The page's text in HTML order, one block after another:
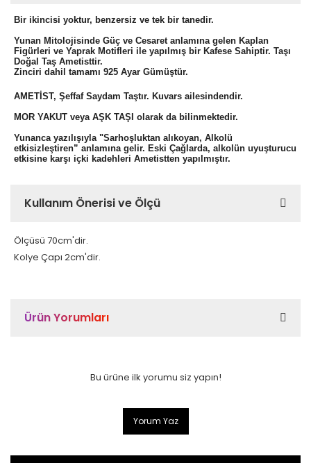
Bir ikincisi yoktur, benzersiz ve tek bir tanedir.
Yunan Mitolojisinde Güç ve Cesaret anlamına gelen Kaplan
Figürleri ve Yaprak Motifleri ile yapılmış bir Kafese Sahiptir. Taşı
Doğal Taş Ametisttir.
Zinciri dahil tamamı 925 Ayar Gümüştür.
AMETİST, Şeffaf Saydam Taştır. Kuvars ailesindendir.
MOR YAKUT veya AŞK TAŞI olarak da bilinmektedir.
Yunanca yazılışıyla "Sarhoşluktan alıkoyan, Alkolü
etkisizleştiren” anlamına gelir. Eski Çağlarda, alkolün uyuşturucu
etkisine karşı içki kadehleri Ametistten yapılmıştır.
Kullanım Önerisi ve Ölçü
Ölçüsü 70cm'dir.
Kolye Çapı 2cm'dir.
Ürün Yorumları
Bu ürüne ilk yorumu siz yapın!
Yorum Yaz